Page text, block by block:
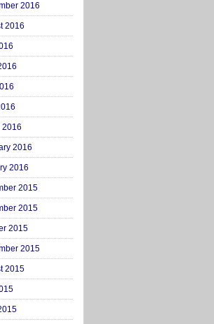
2016
2016
2016
2016
2016
2015
2015
2015
2015
2015